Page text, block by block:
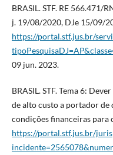
BRASIL. STF. RE
j. 19/08/2020, DJe 15/09/
https://portal.stf.jus.br/
09 jun. 2023.
BRASIL. STF. Tema 6:
de alto custo a portador de
condições financeiras
https://portal.stf.jus.br/